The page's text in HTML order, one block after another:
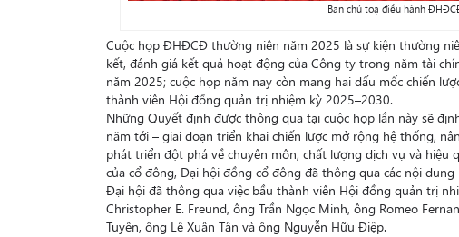
Ban chủ toạ điều hành
Cuộc họp ĐHĐCĐ thường niên năm 2025 là sự kiện thường
kết, đánh giá kết quả hoạt động của Công ty trong năm tài
năm 2025; cuộc họp năm nay còn mang hai dấu mốc chiến
thành viên Hội đồng quản trị nhiệm kỳ 2025–2030.
Những Quyết định được thông qua tại cuộc họp lần này sẽ
năm tới – giai đoạn triển khai chiến lược mở rộng hệ thống,
phát triển đột phá về chuyên môn, chất lượng dịch vụ và hiệu
của cổ đông, Đại hội đồng cổ đông đã thông qua các nội
Đại hội đã thông qua việc bầu thành viên Hội đồng quản trị
Christopher E. Freund, ông Trần Ngọc Minh, ông Romeo
Tuyên, ông Lê Xuân Tân và ông Nguyễn Hữu Điệp.